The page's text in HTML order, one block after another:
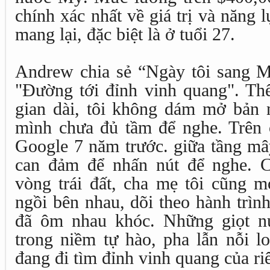
chính xác nhất về giá trị và năng
mang lại, đặc biệt là ở tuổi 27.
Andrew chia sẻ “Ngày tôi sang
"Đường tới đỉnh vinh quang".
gian dài, tôi không dám mở bản
mình chưa đủ tầm để nghe.
Google 7 năm trước. giữa tầng
can đảm để nhấn nút để nghe.
vòng trái đất, cha mẹ tôi cũng
ngồi bên nhau, dõi theo hành
đã ôm nhau khóc. Những giọt
trong niềm tự hào, pha lẫn nỗi
đang đi tìm đỉnh vinh quang của